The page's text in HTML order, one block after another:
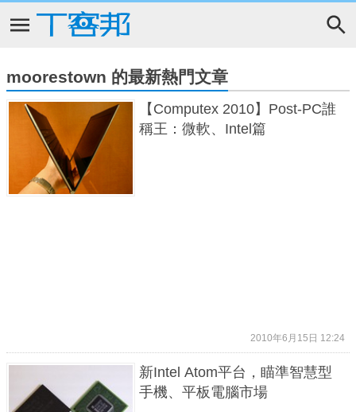
moorestown 的最新熱門文章
【Computex 2010】Post-PC誰
稱王：微軟、Intel篇
2010年6月15日 12:24
新Intel Atom平台，瞄準智慧型
手機、平板電腦市場